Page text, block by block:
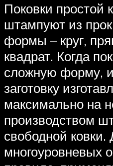
Поковки простой
штампуют из
формы – круг,
квадрат. Когда
сложную форму,
заготовку
максимально на
производством
свободной ковки.
многоуровневых